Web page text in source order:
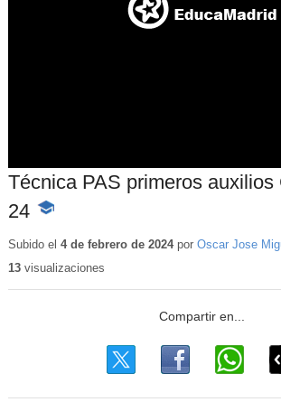
Técnica PAS primeros auxilios
24 -
educativo
Subido el 4 de febrero de 2024por Oscar Jose
13visualizaciones